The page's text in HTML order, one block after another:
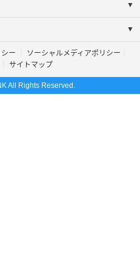
▼
▼
ー
ソーシャルメディアポリシー
サイトマップ
All Rights Reserved.